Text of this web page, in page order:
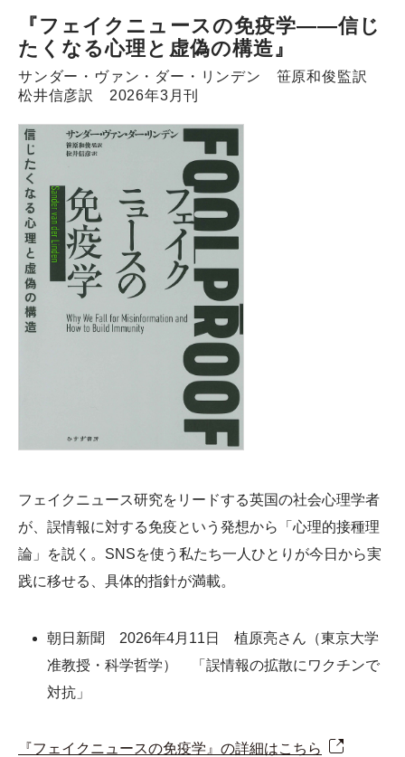
『フェイクニュースの免疫学――信じ
たくなる心理と虚偽の構造』
サンダー・ヴァン・ダー・リンデン 笹原和俊監訳
松井信彦訳 2026年3月刊
フェイクニュース研究をリードする英国の社会心理学者
が、誤情報に対する免疫という発想から「心理的接種理
論」を説く。SNSを使う私たち一人ひとりが今日から実
践に移せる、具体的指針が満載。
朝日新聞 2026年4月11日 植原亮さん（東京大学
准教授・科学哲学） 「誤情報の拡散にワクチンで
対抗」
『フェイクニュースの免疫学』の詳細はこちら